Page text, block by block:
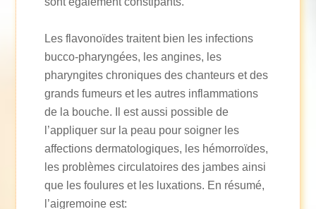
Les flavonoïdes traitent bien les infections
bucco-pharyngées, les angines, les
pharyngites chroniques des chanteurs et des
grands fumeurs et les autres inflammations
de la bouche. Il est aussi possible de
l’appliquer sur la peau pour soigner les
affections dermatologiques, les hémorroïdes,
les problèmes circulatoires des jambes ainsi
que les foulures et les luxations. En résumé,
l’aigremoine est: